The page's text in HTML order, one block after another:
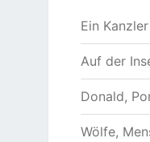
Ein
Auf der
Donald,
Wölfe,